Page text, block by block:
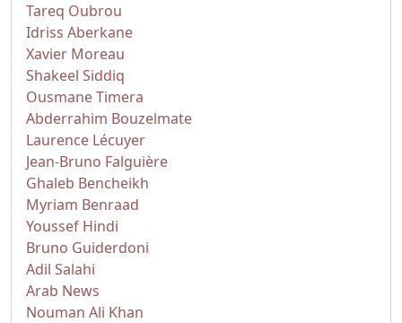
Tareq Oubrou
Idriss Aberkane
Xavier Moreau
Shakeel Siddiq
Ousmane Timera
Abderrahim Bouzelmate
Laurence Lécuyer
Jean-Bruno Falguière
Ghaleb Bencheikh
Myriam Benraad
Youssef Hindi
Bruno Guiderdoni
Adil Salahi
Arab News
Nouman Ali Khan